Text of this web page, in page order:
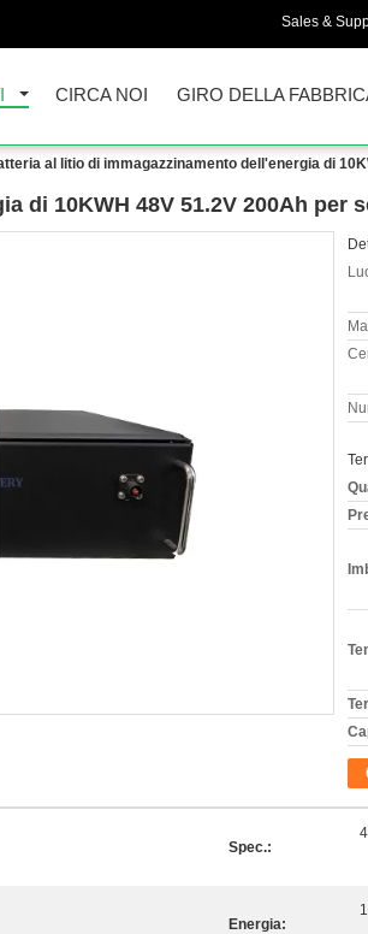
Sales &
CIRCA NOI GIRO DELLA
al litio di immagazzinamento dell'energia di
di 10KWH 48V 51.2V 200Ah per
Spec.:
Energia: